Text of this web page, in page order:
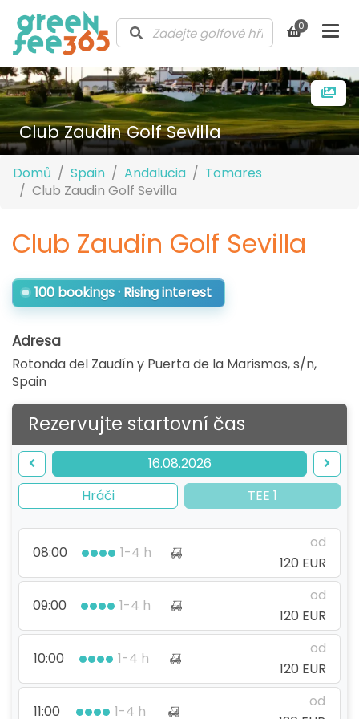
0
Club Zaudin Golf Sevilla
Domů Spain Andalucia
Tomares
Club Zaudin Golf Sevilla
Club Zaudin Golf Sevilla
100 bookings · Rising interest
Adresa
Rotonda del Zaudín y Puerta de la Marismas, s/n,
Spain
Rezervujte startovní čas
16.08.2026
Hráči
TEE 1
08:00 1-4 h
od
120 EUR
09:00 1-4 h
od
120 EUR
10:00 1-4 h
od
120 EUR
11:00 1-4 h
od